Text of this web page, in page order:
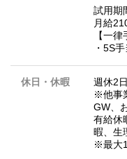
試用期
月給
【一律
・5S
休日・休暇
週休2
※他事
GW、
有給休
暇、生
※最大